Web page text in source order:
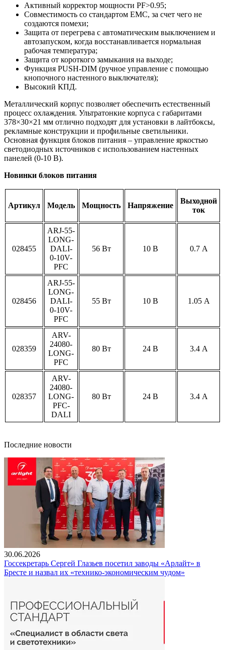
Активный корректор мощности PF>0.95;
Совместимость со стандартом ЕМС, за счет чего не
создаются помехи;
Защита от перегрева с автоматическим выключением и
автозапуском, когда восстанавливается нормальная
рабочая температура;
Защита от короткого замыкания на выходе;
Функция PUSH-DIM (ручное управление с помощью
кнопочного настенного выключателя);
Высокий КПД.
Металлический корпус позволяет обеспечить естественный
процесс охлаждения. Ультратонкие корпуса с габаритами
378×30×21 мм отлично подходят для установки в лайтбоксы,
рекламные конструкции и профильные светильники.
Основная функция блоков питания – управление яркостью
светодиодных источников с использованием настенных
панелей (0-10 В).
Новинки блоков питания
Артикул Модель Мощность Напряжение
Выходной
ток
028455
ARJ-55-
LONG-
DALI-
0-10V-
PFC
56 Вт 10 В 0.7 А
028456
ARJ-55-
LONG-
DALI-
0-10V-
PFC
55 Вт 10 В 1.05 А
028359
ARV-
24080-
LONG-
PFC
80 Вт 24 В 3.4 А
028357
ARV-
24080-
LONG-
PFC-
DALI
80 Вт 24 В 3.4 А
Последние новости
30.06.2026
Госсекретарь Сергей Глазьев посетил заводы «Арлайт» в
Бресте и назвал их «технико-экономическим чудом»